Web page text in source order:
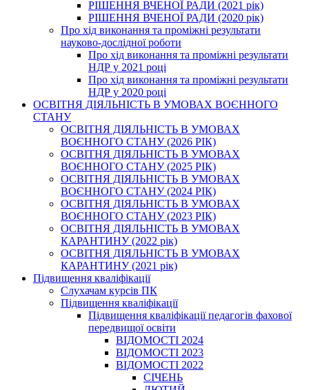
РІШЕННЯ ВЧЕНОЇ РАДИ (2021 рік)
РІШЕННЯ ВЧЕНОЇ РАДИ (2020 рік)
Про хід виконання та проміжні результати
науково-дослідної роботи
Про хід виконання та проміжні результати
НДР у 2021 році
Про хід виконання та проміжні результати
НДР у 2020 році
ОСВІТНЯ ДІЯЛЬНІСТЬ В УМОВАХ ВОЄННОГО
СТАНУ
ОСВІТНЯ ДІЯЛЬНІСТЬ В УМОВАХ
ВОЄННОГО СТАНУ (2026 РІК)
ОСВІТНЯ ДІЯЛЬНІСТЬ В УМОВАХ
ВОЄННОГО СТАНУ (2025 РІК)
ОСВІТНЯ ДІЯЛЬНІСТЬ В УМОВАХ
ВОЄННОГО СТАНУ (2024 РІК)
ОСВІТНЯ ДІЯЛЬНІСТЬ В УМОВАХ
ВОЄННОГО СТАНУ (2023 РІК)
ОСВІТНЯ ДІЯЛЬНІСТЬ В УМОВАХ
КАРАНТИНУ (2022 рік)
ОСВІТНЯ ДІЯЛЬНІСТЬ В УМОВАХ
КАРАНТИНУ (2021 рік)
Підвищення кваліфікації
Слухачам курсів ПК
Підвищення кваліфікації
Підвищення кваліфікації педагогів фахової
передвищої освіти
ВІДОМОСТІ 2024
ВІДОМОСТІ 2023
ВІДОМОСТІ 2022
СІЧЕНЬ